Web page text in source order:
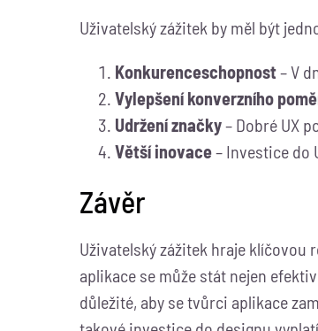
Uživatelský zážitek by měl být
Konkurenceschopnost– V
Vylepšení konverzního
Udržení značky– Dobré UX
Větší inovace– Investice do
Závěr
Uživatelský zážitek hraje klíčovou
aplikace se může stát nejen
důležité, aby se tvůrci aplikace